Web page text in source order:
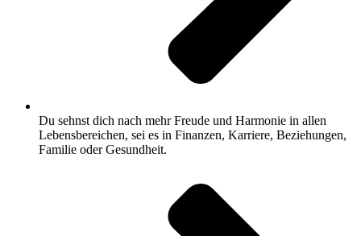
Du sehnst dich nach mehr Freude und Harmonie in allen
Lebensbereichen, sei es in Finanzen, Karriere, Beziehungen,
Familie oder Gesundheit.